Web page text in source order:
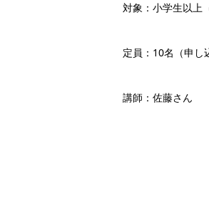
対象：小学生以上
定員：10名（申し
講師：佐藤さん